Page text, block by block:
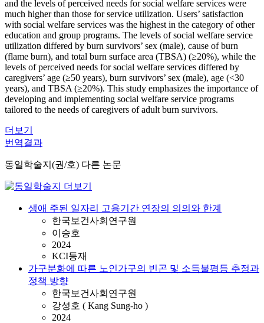
and the levels of perceived needs for social welfare services were
much higher than those for service utilization. Users’ satisfaction
with social welfare services was the highest in the category of other
education and group programs. The levels of social welfare service
utilization differed by burn survivors’ sex (male), cause of burn
(flame burn), and total burn surface area (TBSA) (≥20%), while the
levels of perceived needs for social welfare services differed by
caregivers’ age (≥50 years), burn survivors’ sex (male), age (<30
years), and TBSA (≥20%). This study emphasizes the importance of
developing and implementing social welfare service programs
tailored to the needs of caregivers of adult burn survivors.
더보기
번역결과
동일학술지(권/호) 다른 논문
생애 주된 일자리 고용기간 연장의 의의와 한계
한국보건사회연구원
이승호
2024
KCI등재
가구분화에 따른 노인가구의 빈곤 및 소득불평등 추정과
정책 방향
한국보건사회연구원
강성호 ( Kang Sung-ho )
2024